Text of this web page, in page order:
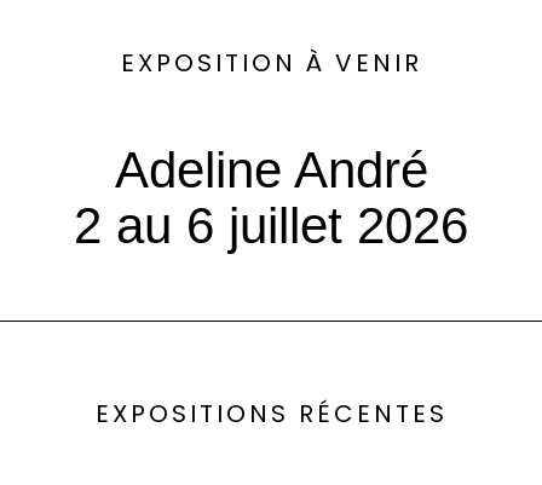
EXPOSITION À VENIR
Adeline André
2 au 6 juillet 2026
EXPOSITIONS RÉCENTES